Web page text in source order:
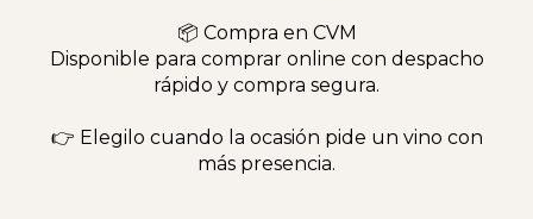
📦 Compra en CVM
Disponible para comprar online con despacho
rápido y compra segura.
👉 Elegilo cuando la ocasión pide un vino con
más presencia.